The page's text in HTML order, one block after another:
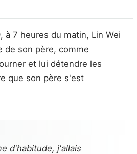
à 7 heures du matin, Lin Wei
de son père, comme
et lui détendre les
que son père s'est
d'habitude, j'allais